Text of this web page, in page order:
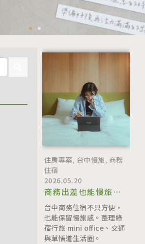
住房專案, 台中慢旅, 商務
住宿
2026.05.20
商務出差也能慢旅：
綠宿行旅 mini
office 與台中商務住
宿選擇
台中商務住宿不只方便，
也能保留慢旅感。整理綠
宿行旅 mini office、交通
與草悟道生活圈。